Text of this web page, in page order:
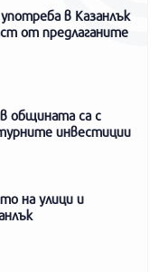
в Казанлък
от предлаганите
общината са с
инвестиции
на улици и